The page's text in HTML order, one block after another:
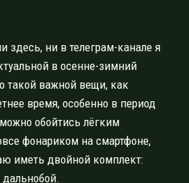
здесь, ни в телеграм-канале я
в осенне-зимний
такой важной вещи, как
время, особенно в период
обойтись лёгким
фонариком на смартфоне,
иметь двойной комплект: